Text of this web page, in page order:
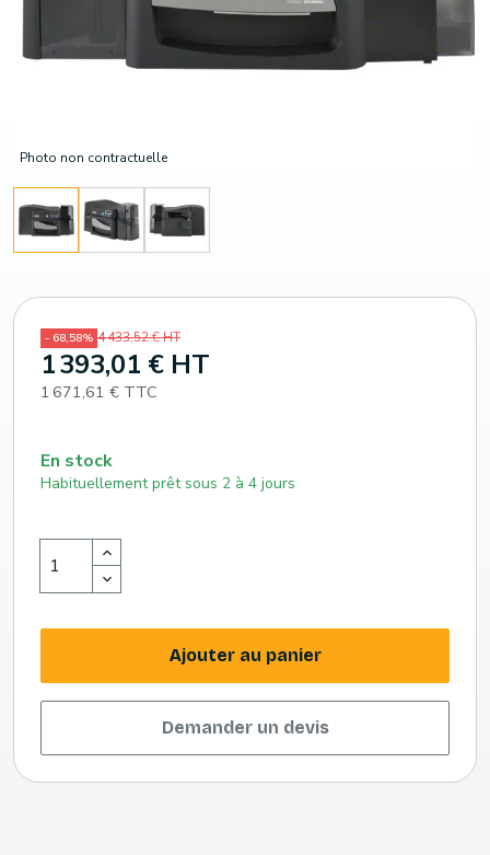
Photo non contractuelle
- 68,58% 4 433,52 € HT
1 393,01 € HT
1 671,61 € TTC
En stock
Habituellement prêt sous 2 à 4 jours
Ajouter au panier
Demander un devis